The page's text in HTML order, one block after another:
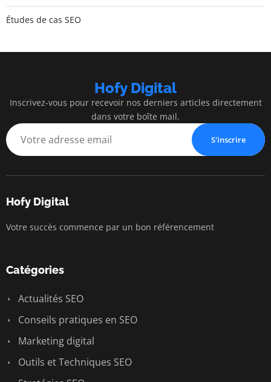
Études de cas SEO
Hofy Digital
Inscrivez-vous pour recevoir nos derniers articles directement
dans votre boîte mail.
S'inscrire
Hofy Digital
Votre succès commence par un bon référencement
Catégories
Actualités SEO
Conseils pratiques en SEO
Marketing digital
Outils et Techniques SEO